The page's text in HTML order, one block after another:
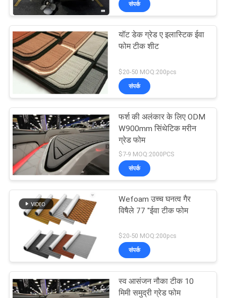
मरीन मैट कूलर पैड
9
स्व चिपकने वाला ईवा फोम
शीट
ईवा अशुद्ध टीक शीट
संपर्क
यॉट डेक ग्रेड ए इलास्टिक ईवा
फोम टीक शीट
$20-50 MOQ:200pcs
संपर्क
फर्श की अलंकार के लिए ODM
W900mm सिंथेटिक मरीन
ग्रेड फोम
$7-9 MOQ:2000PCS
संपर्क
Wefoam उच्च घनत्व गैर
विषैले 77 "ईवा टीक फोम
$20-50 MOQ:200pcs
संपर्क
स्व आसंजन नौका टीक 10
मिमी समुद्री ग्रेड फोम